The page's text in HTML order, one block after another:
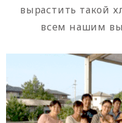
вырастить такой
всем нашим